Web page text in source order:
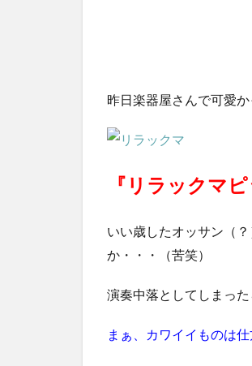
昨日楽器屋さんで可愛
『リラックマピ
いい歳したオッサン（
か・・・（苦笑）
演奏中落としてしまっ
まぁ、カワイイものは仕